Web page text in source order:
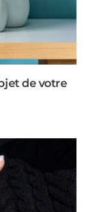
de votre